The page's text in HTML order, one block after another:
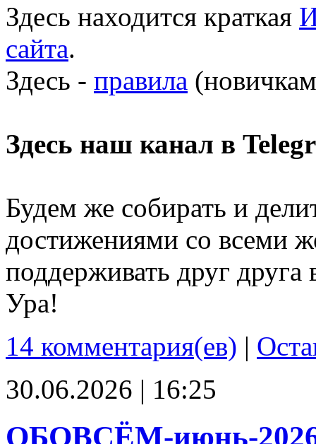
Здесь находится краткая
сайта.
Здесь - правила
Здесь наш канал в
Будем же собирать и
достижениями со всеми
поддерживать друг
Ура!
14 комментария(ев) |
30.06.2026 | 16:25
ОБОВСЁМ-июнь-